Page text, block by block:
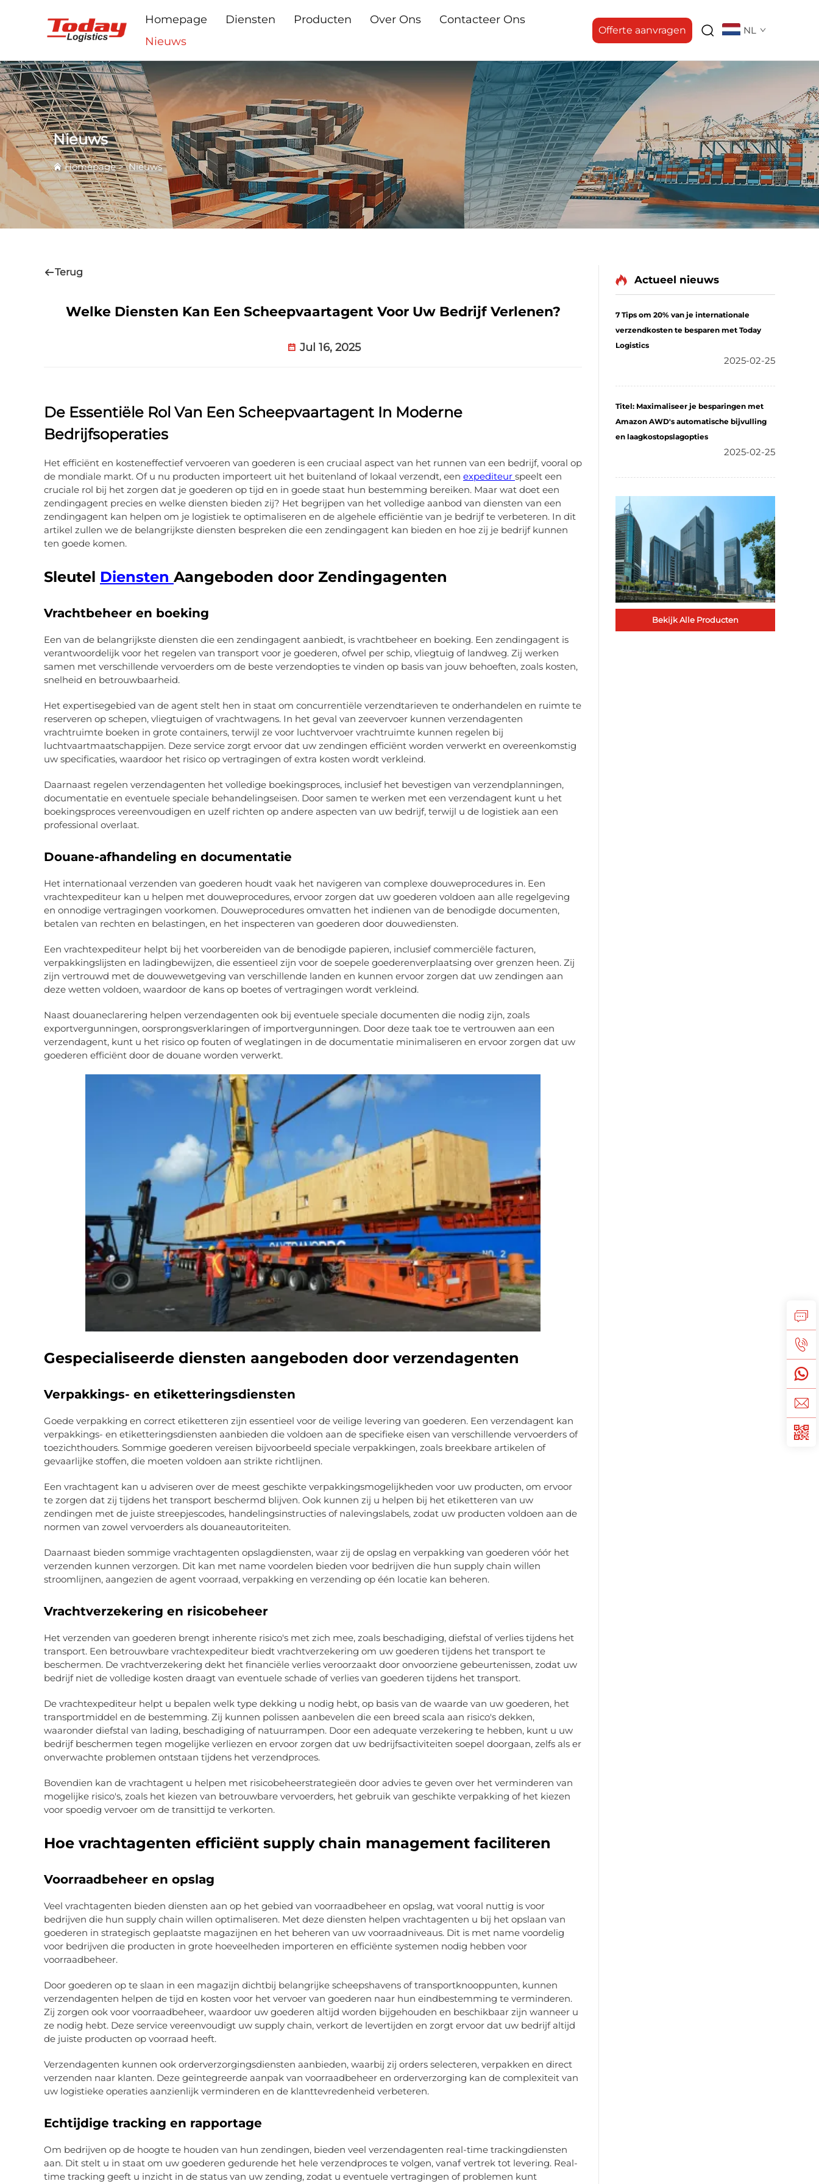
Homepage Diensten Producten Over Ons
Contacteer Ons
Nieuws
Offerte aanvragen NL
Nieuws
Homepage>Nieuws
Terug
Welke Diensten Kan Een Scheepvaartagent Voor Uw Bedrijf Verlenen?
Jul 16, 2025
De Essentiële Rol Van Een Scheepvaartagent In Moderne
Bedrijfsoperaties
Het efficiënt en kosteneffectief vervoeren van goederen is een cruciaal aspect van het runnen van een bedrijf, vooral op
de mondiale markt. Of u nu producten importeert uit het buitenland of lokaal verzendt, een expediteur speelt een
cruciale rol bij het zorgen dat je goederen op tijd en in goede staat hun bestemming bereiken. Maar wat doet een
zendingagent precies en welke diensten bieden zij? Het begrijpen van het volledige aanbod van diensten van een
zendingagent kan helpen om je logistiek te optimaliseren en de algehele efficiëntie van je bedrijf te verbeteren. In dit
artikel zullen we de belangrijkste diensten bespreken die een zendingagent kan bieden en hoe zij je bedrijf kunnen
ten goede komen.
Sleutel Diensten Aangeboden door Zendingagenten
Vrachtbeheer en boeking
Een van de belangrijkste diensten die een zendingagent aanbiedt, is vrachtbeheer en boeking. Een zendingagent is
verantwoordelijk voor het regelen van transport voor je goederen, ofwel per schip, vliegtuig of landweg. Zij werken
samen met verschillende vervoerders om de beste verzendopties te vinden op basis van jouw behoeften, zoals kosten,
snelheid en betrouwbaarheid.
Het expertisegebied van de agent stelt hen in staat om concurrentiële verzendtarieven te onderhandelen en ruimte te
reserveren op schepen, vliegtuigen of vrachtwagens. In het geval van zeevervoer kunnen verzendagenten
vrachtruimte boeken in grote containers, terwijl ze voor luchtvervoer vrachtruimte kunnen regelen bij
luchtvaartmaatschappijen. Deze service zorgt ervoor dat uw zendingen efficiënt worden verwerkt en overeenkomstig
uw specificaties, waardoor het risico op vertragingen of extra kosten wordt verkleind.
Daarnaast regelen verzendagenten het volledige boekingsproces, inclusief het bevestigen van verzendplanningen,
documentatie en eventuele speciale behandelingseisen. Door samen te werken met een verzendagent kunt u het
boekingsproces vereenvoudigen en uzelf richten op andere aspecten van uw bedrijf, terwijl u de logistiek aan een
professional overlaat.
Douane-afhandeling en documentatie
Het internationaal verzenden van goederen houdt vaak het navigeren van complexe douweprocedures in. Een
vrachtexpediteur kan u helpen met douweprocedures, ervoor zorgen dat uw goederen voldoen aan alle regelgeving
en onnodige vertragingen voorkomen. Douweprocedures omvatten het indienen van de benodigde documenten,
betalen van rechten en belastingen, en het inspecteren van goederen door douwediensten.
Een vrachtexpediteur helpt bij het voorbereiden van de benodigde papieren, inclusief commerciële facturen,
verpakkingslijsten en ladingbewijzen, die essentieel zijn voor de soepele goederenverplaatsing over grenzen heen. Zij
zijn vertrouwd met de douwewetgeving van verschillende landen en kunnen ervoor zorgen dat uw zendingen aan
deze wetten voldoen, waardoor de kans op boetes of vertragingen wordt verkleind.
Naast douaneclarering helpen verzendagenten ook bij eventuele speciale documenten die nodig zijn, zoals
exportvergunningen, oorsprongsverklaringen of importvergunningen. Door deze taak toe te vertrouwen aan een
verzendagent, kunt u het risico op fouten of weglatingen in de documentatie minimaliseren en ervoor zorgen dat uw
goederen efficiënt door de douane worden verwerkt.
Gespecialiseerde diensten aangeboden door verzendagenten
Verpakkings- en etiketteringsdiensten
Goede verpakking en correct etiketteren zijn essentieel voor de veilige levering van goederen. Een verzendagent kan
verpakkings- en etiketteringsdiensten aanbieden die voldoen aan de specifieke eisen van verschillende vervoerders of
toezichthouders. Sommige goederen vereisen bijvoorbeeld speciale verpakkingen, zoals breekbare artikelen of
gevaarlijke stoffen, die moeten voldoen aan strikte richtlijnen.
Een vrachtagent kan u adviseren over de meest geschikte verpakkingsmogelijkheden voor uw producten, om ervoor
te zorgen dat zij tijdens het transport beschermd blijven. Ook kunnen zij u helpen bij het etiketteren van uw
zendingen met de juiste streepjescodes, handelingsinstructies of nalevingslabels, zodat uw producten voldoen aan de
normen van zowel vervoerders als douaneautoriteiten.
Daarnaast bieden sommige vrachtagenten opslagdiensten, waar zij de opslag en verpakking van goederen vóór het
verzenden kunnen verzorgen. Dit kan met name voordelen bieden voor bedrijven die hun supply chain willen
stroomlijnen, aangezien de agent voorraad, verpakking en verzending op één locatie kan beheren.
Vrachtverzekering en risicobeheer
Het verzenden van goederen brengt inherente risico's met zich mee, zoals beschadiging, diefstal of verlies tijdens het
transport. Een betrouwbare vrachtexpediteur biedt vrachtverzekering om uw goederen tijdens het transport te
beschermen. De vrachtverzekering dekt het financiële verlies veroorzaakt door onvoorziene gebeurtenissen, zodat uw
bedrijf niet de volledige kosten draagt van eventuele schade of verlies van goederen tijdens het transport.
De vrachtexpediteur helpt u bepalen welk type dekking u nodig hebt, op basis van de waarde van uw goederen, het
transportmiddel en de bestemming. Zij kunnen polissen aanbevelen die een breed scala aan risico's dekken,
waaronder diefstal van lading, beschadiging of natuurrampen. Door een adequate verzekering te hebben, kunt u uw
bedrijf beschermen tegen mogelijke verliezen en ervoor zorgen dat uw bedrijfsactiviteiten soepel doorgaan, zelfs als er
onverwachte problemen ontstaan tijdens het verzendproces.
Bovendien kan de vrachtagent u helpen met risicobeheerstrategieën door advies te geven over het verminderen van
mogelijke risico's, zoals het kiezen van betrouwbare vervoerders, het gebruik van geschikte verpakking of het kiezen
voor spoedig vervoer om de transittijd te verkorten.
Hoe vrachtagenten efficiënt supply chain management faciliteren
Voorraadbeheer en opslag
Veel vrachtagenten bieden diensten aan op het gebied van voorraadbeheer en opslag, wat vooral nuttig is voor
bedrijven die hun supply chain willen optimaliseren. Met deze diensten helpen vrachtagenten u bij het opslaan van
goederen in strategisch geplaatste magazijnen en het beheren van uw voorraadniveaus. Dit is met name voordelig
voor bedrijven die producten in grote hoeveelheden importeren en efficiënte systemen nodig hebben voor
voorraadbeheer.
Door goederen op te slaan in een magazijn dichtbij belangrijke scheepshavens of transportknooppunten, kunnen
verzendagenten helpen de tijd en kosten voor het vervoer van goederen naar hun eindbestemming te verminderen.
Zij zorgen ook voor voorraadbeheer, waardoor uw goederen altijd worden bijgehouden en beschikbaar zijn wanneer u
ze nodig hebt. Deze service vereenvoudigt uw supply chain, verkort de levertijden en zorgt ervoor dat uw bedrijf altijd
de juiste producten op voorraad heeft.
Verzendagenten kunnen ook orderverzorgingsdiensten aanbieden, waarbij zij orders selecteren, verpakken en direct
verzenden naar klanten. Deze geïntegreerde aanpak van voorraadbeheer en orderverzorging kan de complexiteit van
uw logistieke operaties aanzienlijk verminderen en de klanttevredenheid verbeteren.
Echtijdige tracking en rapportage
Om bedrijven op de hoogte te houden van hun zendingen, bieden veel verzendagenten real-time trackingdiensten
aan. Dit stelt u in staat om uw goederen gedurende het hele verzendproces te volgen, vanaf vertrek tot levering. Real-
time tracking geeft u inzicht in de status van uw zending, zodat u eventuele vertragingen of problemen kunt
Actueel nieuws
7 Tips om 20% van je internationale
verzendkosten te besparen met Today
Logistics
2025-02-25
Titel: Maximaliseer je besparingen met
Amazon AWD's automatische bijvulling
en laagkostopslagopties
2025-02-25
Bekijk Alle Producten